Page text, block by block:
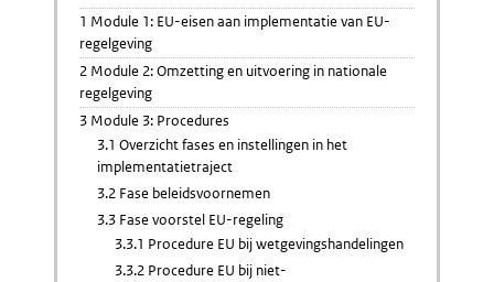
1 Module 1: EU-eisen aan implementatie van EU-
regelgeving
2 Module 2: Omzetting en uitvoering in nationale
regelgeving
3 Module 3: Procedures
3.1 Overzicht fases en instellingen in het
implementatietraject
3.2 Fase beleidsvoornemen
3.3 Fase voorstel EU-regeling
3.3.1 Procedure EU bij wetgevingshandelingen
3.3.2 Procedure EU bij niet-